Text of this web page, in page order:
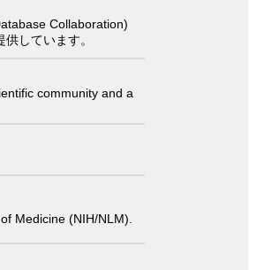
Collaboration)
しています。
community and a
Medicine (NIH/NLM).